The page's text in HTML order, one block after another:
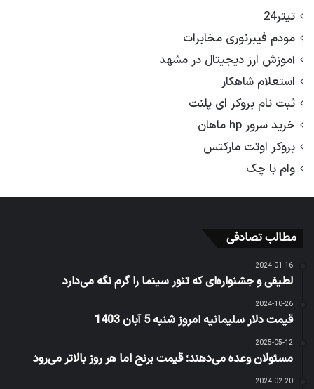
تیتر24
مودم فیبرنوری مخابرات
آموزش ارز دیجیتال در مشهد
استعلام شاهکار
ثبت نام بروکر ای پلنت
خرید سرور hp ماهان
بروکر اوتت مارکتس
وام با چک
مطالب تصادفی
2024-01-16
لطیفی و جشنواره‌ای که تنور سینما را گرم نگه می‌دارد
2024-10-26
قیمت دلار سلیمانیه امروز شنبه 5 آبان 1403
2025-05-12
مسئولان وعده می‌دهند؛ قیمت برنج اما هر روز بالاتر می‌رود
2024-02-20